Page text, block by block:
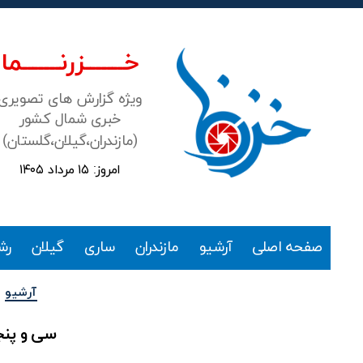
خـــــــزرنـــــــما
ویژه گزارش های
خبری شمال کشور
(مازندران،گیلان،گلستان)
امروز: ۱۵ مرداد ۱۴۰۵
صفحه اصلی آرشیو مازندران ساری گیلان
آرشیو
سی و